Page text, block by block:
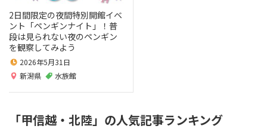
2日間限定の夜間特別開館イベ
ント「ペンギンナイト」！普
段は見られない夜のペンギン
を観察してみよう
2026年5月31日
新潟県
水族館
「甲信越・北陸」の人気記事ランキング